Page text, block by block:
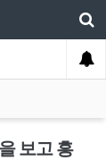
보고 흥